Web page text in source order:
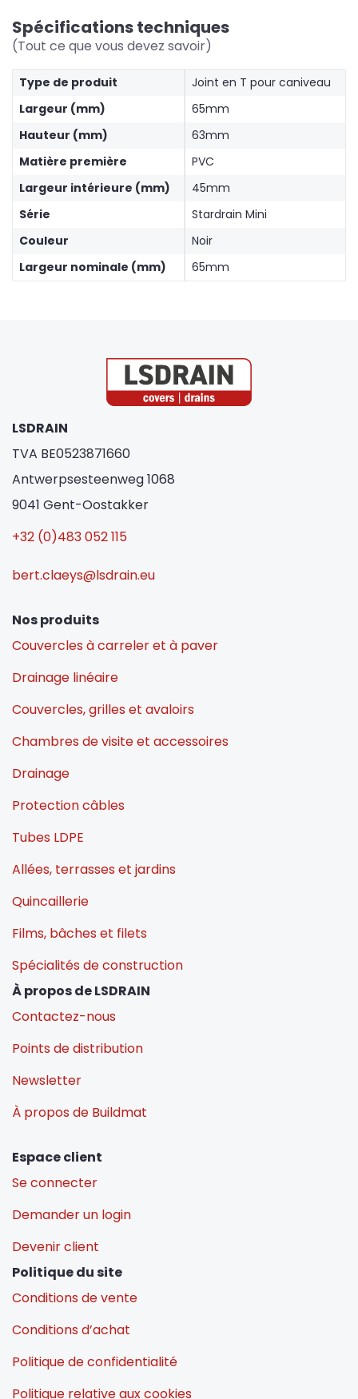
Spécifications techniques
(Tout ce que vous devez savoir)
Type de produit
Joint en T pour caniveau
Largeur (mm)
65mm
Hauteur (mm)
63mm
Matière première
PVC
Largeur intérieure (mm)
45mm
Série
Stardrain Mini
Couleur
Noir
Largeur nominale (mm)
65mm
LSDRAIN
TVA BE0523871660
Antwerpsesteenweg 1068
9041 Gent-Oostakker
+32 (0)483 052 115
bert.claeys@lsdrain.eu
Nos produits
Couvercles à carreler et à paver
Drainage linéaire
Couvercles, grilles et avaloirs
Chambres de visite et accessoires
Drainage
Protection câbles
Tubes LDPE
Allées, terrasses et jardins
Quincaillerie
Films, bâches et filets
Spécialités de construction
À propos de LSDRAIN
Contactez-nous
Points de distribution
Newsletter
À propos de Buildmat
Espace client
Se connecter
Demander un login
Devenir client
Politique du site
Conditions de vente
Conditions d’achat
Politique de confidentialité
Politique relative aux cookies